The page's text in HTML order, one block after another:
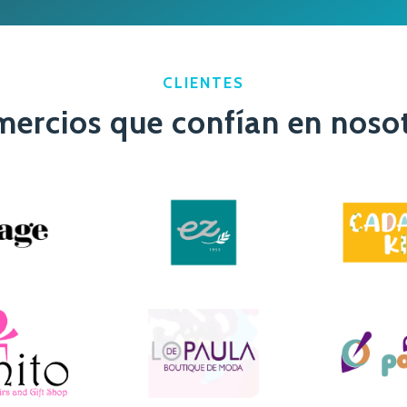
CLIENTES
que confían en